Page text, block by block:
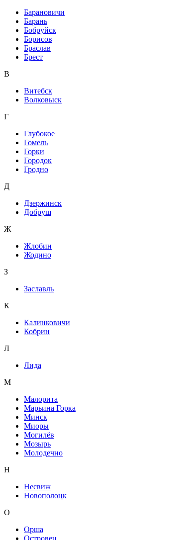
Барановичи
Барань
Бобруйск
Борисов
Браслав
Брест
В
Витебск
Волковыск
Г
Глубокое
Гомель
Горки
Городок
Гродно
Д
Дзержинск
Добруш
Ж
Жлобин
Жодино
З
Заславль
К
Калинковичи
Кобрин
Л
Лида
М
Малорита
Марьина Горка
Минск
Миоры
Могилёв
Мозырь
Молодечно
Н
Несвиж
Новополоцк
О
Орша
Островец